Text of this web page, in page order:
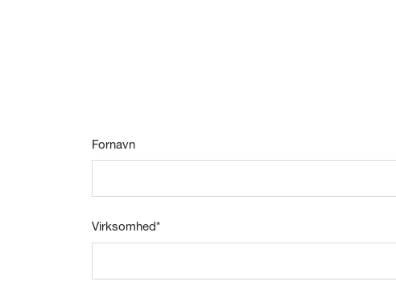
Fornavn
Virksomhed*